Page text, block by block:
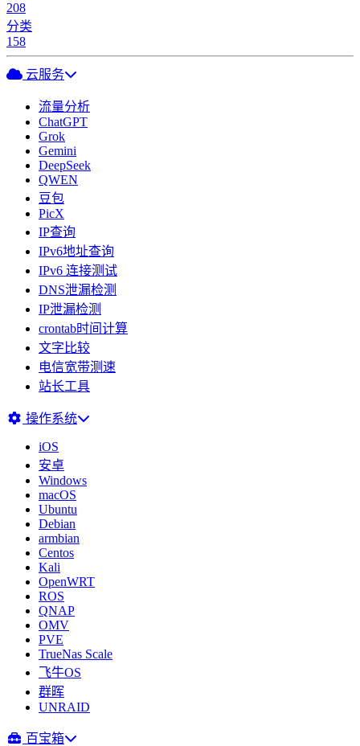
208
分类
158
云服务
流量分析
ChatGPT
Grok
Gemini
DeepSeek
QWEN
豆包
PicX
IP查询
IPv6地址查询
IPv6 连接测试
DNS泄漏检测
IP泄漏检测
crontab时间计算
文字比较
电信宽带测速
站长工具
操作系统
iOS
安卓
Windows
macOS
Ubuntu
Debian
armbian
Centos
Kali
OpenWRT
ROS
QNAP
OMV
PVE
TrueNas Scale
飞牛OS
群晖
UNRAID
百宝箱